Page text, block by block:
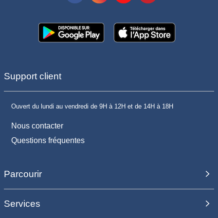
Support client
Ouvert du lundi au vendredi de 9H à 12H et de 14H à 18H
Nous contacter
Questions fréquentes
Parcourir
Services